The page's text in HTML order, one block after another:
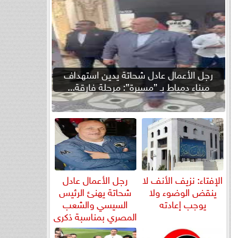
رجل الأعمال عادل شحاتة يدين استهداف
ميناء دمياط بـ ”مسيرة”: مرحلة فارقة...
الإفتاء: نزيف الأنف لا
ينقض الوضوء ولا
يوجب إعادته
رجل الأعمال عادل
شحاتة يهنئ الرئيس
السيسي والشعب
المصري بمناسبة ذكرى
ثورة...